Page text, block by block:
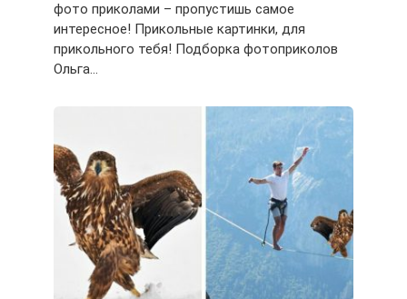
фото приколами – пропустишь самое
интересное! Прикольные картинки, для
прикольного тебя! Подборка фотоприколов
Ольга…